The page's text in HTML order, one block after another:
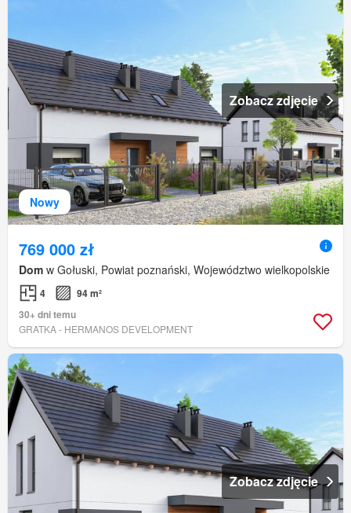
Nowy
Zobacz zdjęcie
769 000 zł
Dom w Gołuski, Powiat poznański, Województwo wielkopolskie
4
94 m²
30+ dni temu
GRATKA - HERMANOS DEVELOPMENT
Zobacz zdjęcie